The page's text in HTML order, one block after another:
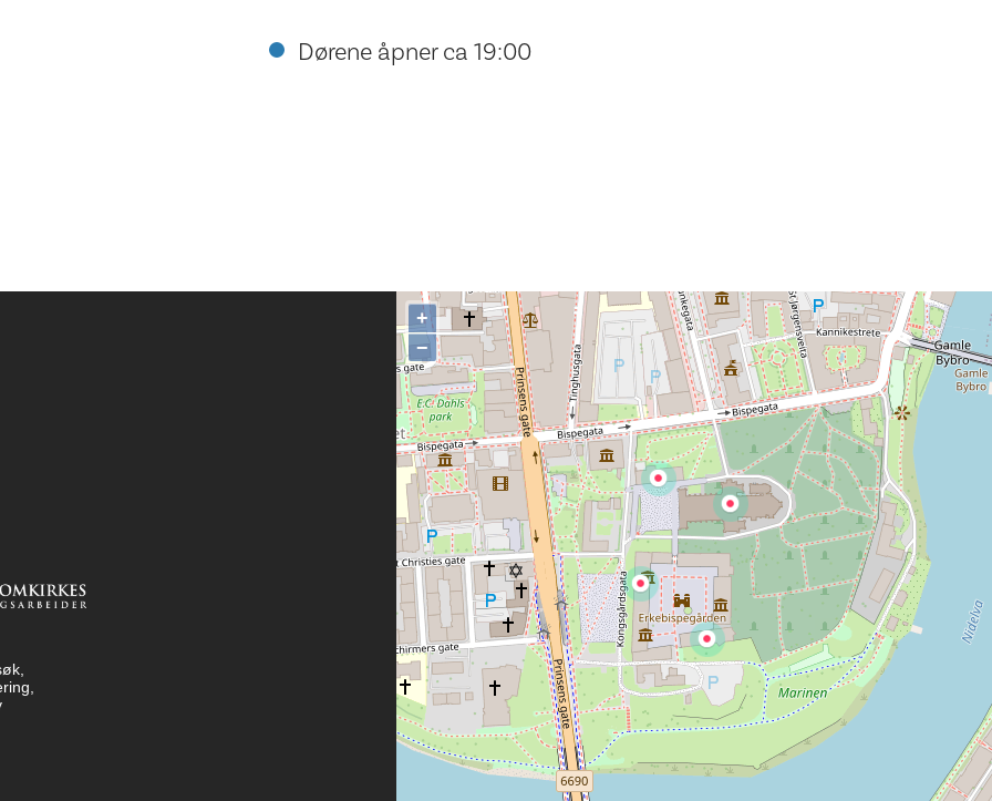
Dørene åpner ca 19:00
+
−